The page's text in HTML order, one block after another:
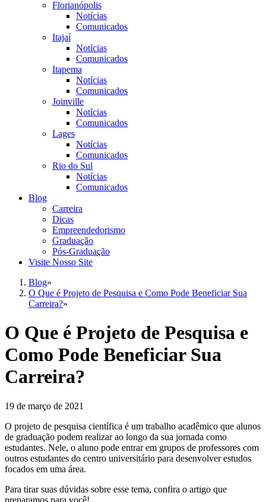
Florianópolis
Notícias
Comunicados
Itajaí
Notícias
Comunicados
Itapema
Notícias
Comunicados
Joinville
Notícias
Comunicados
Lages
Notícias
Comunicados
Rio do Sul
Notícias
Comunicados
Blog
Carreira
Dicas
Empreendedorismo
Graduação
Pós-Graduação
Visite Nosso Site
Blog»
O Que é Projeto de Pesquisa e Como Pode Beneficiar Sua
Carreira?»
O Que é Projeto de Pesquisa e
Como Pode Beneficiar Sua
Carreira?
19 de março de 2021
O projeto de pesquisa científica é um trabalho acadêmico que alunos
de graduação podem realizar ao longo da sua jornada como
estudantes. Nele, o aluno pode entrar em grupos de professores com
outros estudantes do centro universitário para desenvolver estudos
focados em uma área.
Para tirar suas dúvidas sobre esse tema, confira o artigo que
preparamos para você!